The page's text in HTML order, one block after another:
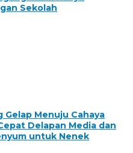
Sekolah
Gelap Menuju Cahaya
Delapan Media dan
untuk Nenek